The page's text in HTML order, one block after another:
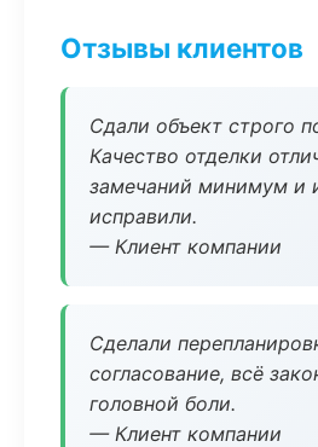
Отзывы клиентов
Сдали объект строго
Качество отделки
замечаний минимум и
исправили.
— Клиент компании
Сделали
согласование, всё
головной боли.
— Клиент компании